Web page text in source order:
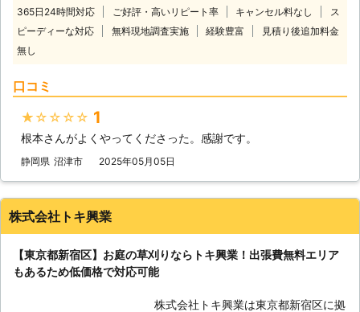
内容：実家の草刈りを丁寧にやってほ
しい 広さ：50平方メートルほど 草の
希望であれば作業可能です！ 当店で
は基本的に日曜日はお休みです。 し
ょう。 そのようなときはご相談くだ
ゃるのではないでしょうか。そんなと
きは便利屋TRUSCATがお客様に代わ
させてください！ 【雑草を放置して
よるアレルギー被害 雑草のなかに
質を持っているものがあります。代表
的なものがブタクサで、放置すると含
まれる花粉で花粉症を引き起こすおそ
た雑草に害虫が隠れていたり、害虫が
雑草の生えているところをえさ場にし
たりすることがあります。そのまま放
葉が食い荒らされるなどの被害を受け
365日24時間対応 ご好評・高いリピート率 キャンセル料なし
ス
ピーディーな対応
無料現地調査実施 経験豊富
見積り後追加料金
無し
口コミ
★★★★★ 1
根本さんがよくやってくださった。感謝です。
静岡県 沼津市 2025年05月05日
株式会社トキ興業
【東京都新宿区】お庭の草刈りならトキ興業！出張費無料エリア
もあるため低価格で対応可能
株式会社トキ興業は東京都新宿区に拠